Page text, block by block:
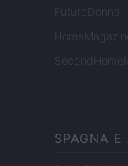
FuturoDonna
HomeMagazine
SPAGNA